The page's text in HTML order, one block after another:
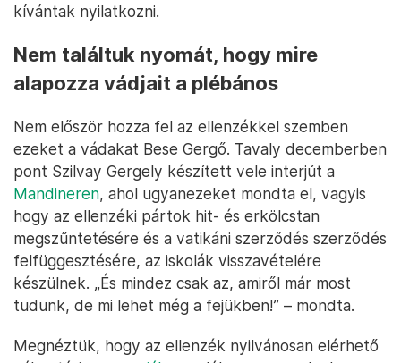
kívántak nyilatkozni.
Nem találtuk nyomát, hogy mire
alapozza vádjait a plébános
Nem először hozza fel az ellenzékkel szemben
ezeket a vádakat Bese Gergő. Tavaly decemberben
pont Szilvay Gergely készített vele interjút a
Mandineren, ahol ugyanezeket mondta el, vagyis
hogy az ellenzéki pártok hit- és erkölcstan
megszűntetésére és a vatikáni szerződés szerződés
felfüggesztésére, az iskolák visszavételére
készülnek. „És mindez csak az, amiről már most
tudunk, de mi lehet még a fejükben!” – mondta.
Megnéztük, hogy az ellenzék nyilvánosan elérhető